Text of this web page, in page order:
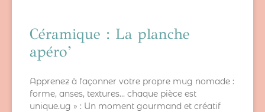
Céramique : La planche
apéro’
Apprenez à façonner votre propre mug nomade :
forme, anses, textures… chaque pièce est
unique.ug » : Un moment gourmand et créatif